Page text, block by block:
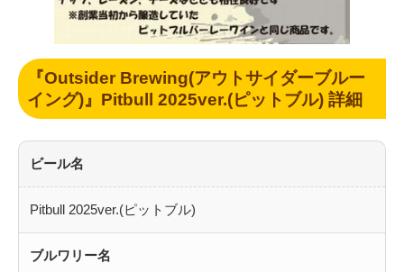
『Outsider Brewing(アウトサイダーブルー
イング)』Pitbull 2025ver.(ピットブル) 詳細
ビール名
Pitbull 2025ver.(ピットブル)
ブルワリー名